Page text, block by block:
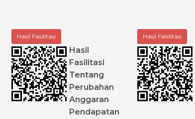
Hasil Fasilitasi
Hasil
Fasilitasi
Tentang
Perubahan
Anggaran
Pendapatan
Hasil Fasilitasi